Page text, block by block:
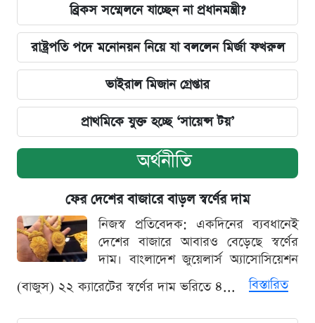
ব্রিকস সম্মেলনে যাচ্ছেন না প্রধানমন্ত্রী?
রাষ্ট্রপতি পদে মনোনয়ন নিয়ে যা বললেন মির্জা ফখরুল
ভাইরাল মিজান গ্রেপ্তার
প্রাথমিকে যুক্ত হচ্ছে ‘সায়েন্স টয়’
অর্থনীতি
ফের দেশের বাজারে বাড়ল স্বর্ণের দাম
নিজস্ব প্রতিবেদক: একদিনের ব্যবধানেই
দেশের বাজারে আবারও বেড়েছে স্বর্ণের
দাম। বাংলাদেশ জুয়েলার্স অ্যাসোসিয়েশন
(বাজুস) ২২ ক্যারেটের স্বর্ণের দাম ভরিতে ৪...
বিস্তারিত